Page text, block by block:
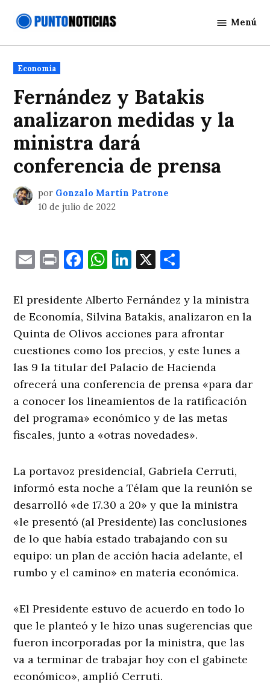
Noticias
Menú
Publicado
en
Economía
Fernández y Batakis
analizaron medidas y la
ministra dará
conferencia de prensa
por Gonzalo Martín Patrone
10 de julio de 2022
EmailPrintFacebook
WhatsApp
LinkedIn
X
El presidente Alberto Fernández y la ministra
de Economía, Silvina Batakis, analizaron en la
Quinta de Olivos acciones para afrontar
cuestiones como los precios, y este lunes a
las 9 la titular del Palacio de Hacienda
ofrecerá una conferencia de prensa «para dar
a conocer los lineamientos de la ratificación
del programa» económico y de las metas
fiscales, junto a «otras novedades».
La portavoz presidencial, Gabriela Cerruti,
informó esta noche a Télam que la reunión se
desarrolló «de 17.30 a 20» y que la ministra
«le presentó (al Presidente) las conclusiones
de lo que había estado trabajando con su
equipo: un plan de acción hacia adelante, el
rumbo y el camino» en materia económica.
«El Presidente estuvo de acuerdo en todo lo
que le planteó y le hizo unas sugerencias que
fueron incorporadas por la ministra, que las
va a terminar de trabajar hoy con el gabinete
económico», amplió Cerruti.